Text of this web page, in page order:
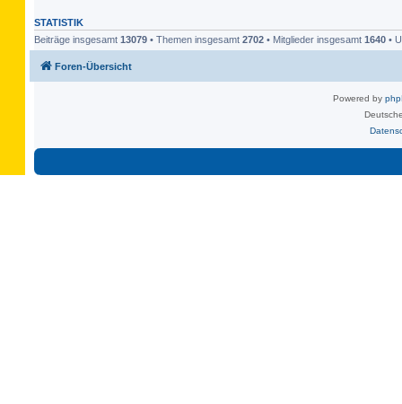
STATISTIK
Beiträge insgesamt 13079 • Themen insgesamt 2702 • Mitglieder insgesamt 1640 •
Foren-Übersicht
Powered by